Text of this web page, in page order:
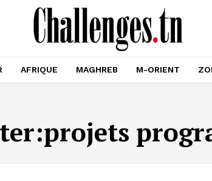
AFRIQUE MAGHREB M-ORIENT
projets